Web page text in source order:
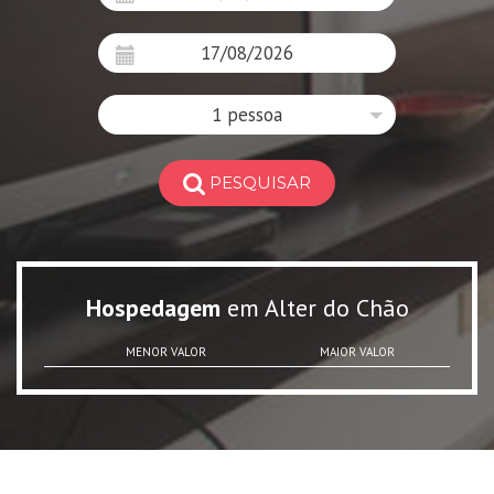
1 pessoa
PESQUISAR
Hospedagem em Alter do Chão
MENOR VALOR MAIOR VALOR